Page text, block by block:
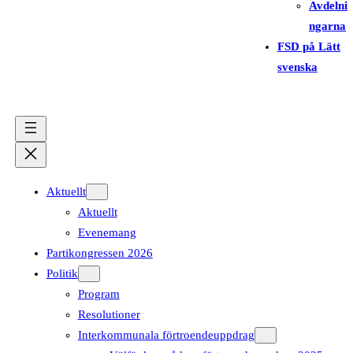
Avdelni
ngarna
FSD på Lätt
svenska
Aktuellt
Aktuellt
Evenemang
Partikongressen 2026
Politik
Program
Resolutioner
Interkommunala förtroendeuppdrag